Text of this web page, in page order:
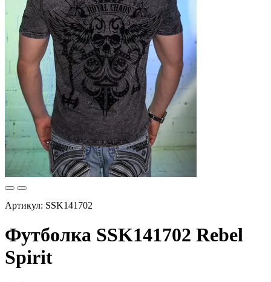
Артикул: SSK141702
Футболка SSK141702 Rebel
Spirit